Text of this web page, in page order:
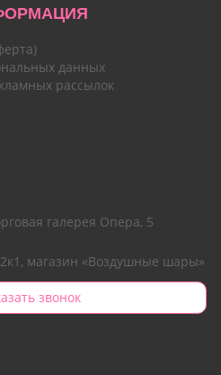
данных
рассылок
галерея Опера, 5
магазин «Воздушные шары»
звонок